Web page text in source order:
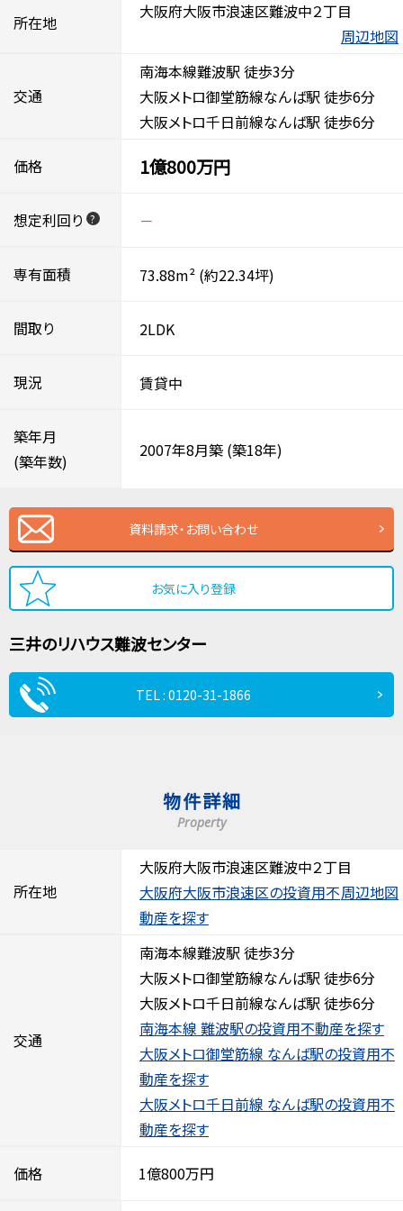
所在地
大阪府大阪市浪速区難波中２丁目
周辺地図
交通
南海本線難波駅 徒歩3分
大阪メトロ御堂筋線なんば駅 徒歩6分
大阪メトロ千日前線なんば駅 徒歩6分
価格 1億800万円
想定利回り ? －
専有面積 73.88m² (約22.34坪)
間取り 2LDK
現況 賃貸中
築年月
(築年数)
2007年8月築 (築18年)
資料請求・お問い合わせ
お気に入り登録
三井のリハウス難波センター
TEL : 0120-31-1866
物件詳細
Property
所在地
大阪府大阪市浪速区難波中２丁目
周辺地図
大阪府大阪市浪速区の投資用不
動産を探す
交通
南海本線難波駅 徒歩3分
大阪メトロ御堂筋線なんば駅 徒歩6分
大阪メトロ千日前線なんば駅 徒歩6分
南海本線 難波駅の投資用不動産を探す
大阪メトロ御堂筋線 なんば駅の投資用不
動産を探す
大阪メトロ千日前線 なんば駅の投資用不
動産を探す
価格 1億800万円